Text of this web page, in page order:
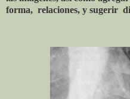
forma, relaciones, y sugerir